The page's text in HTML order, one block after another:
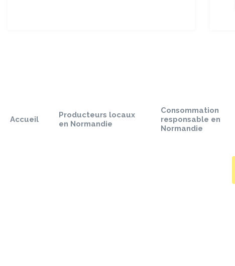
page
Accueil
Producteurs locaux
en Normandie
Consommation
responsable en
Normandie